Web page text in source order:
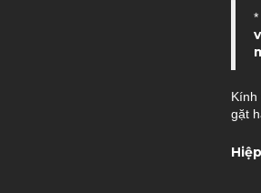
*
Kính
gặt